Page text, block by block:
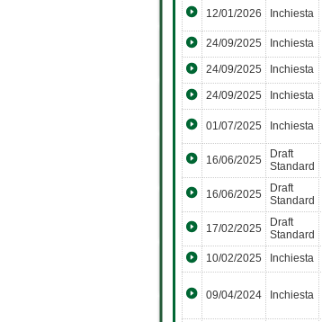
12/01/2026 Inchiesta
24/09/2025 Inchiesta
24/09/2025 Inchiesta
24/09/2025 Inchiesta
01/07/2025 Inchiesta
16/06/2025
Draft
Standard
16/06/2025
Draft
Standard
17/02/2025
Draft
Standard
10/02/2025 Inchiesta
09/04/2024 Inchiesta